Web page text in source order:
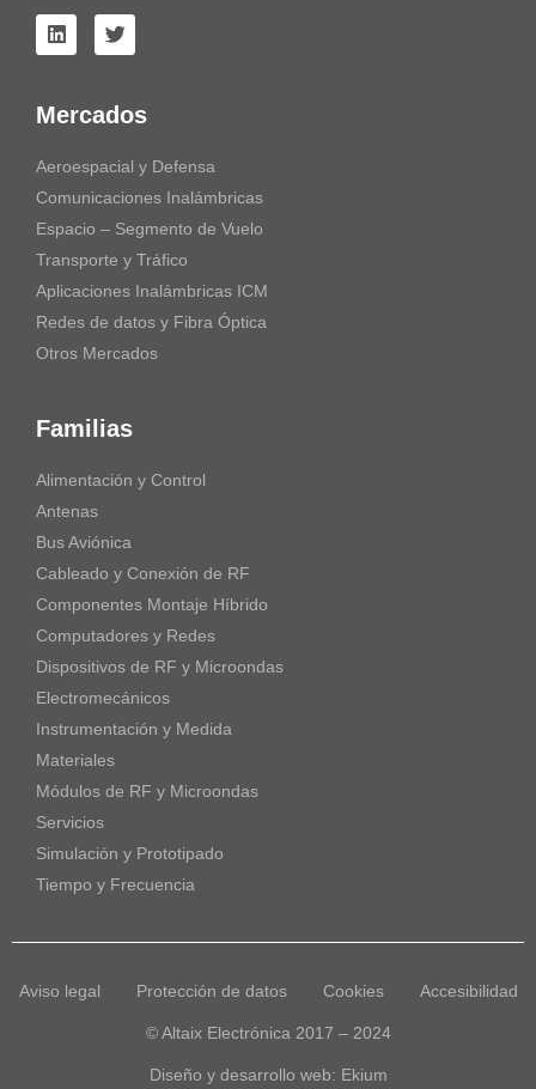
Mercados
Aeroespacial y Defensa
Comunicaciones Inalámbricas
Espacio – Segmento de Vuelo
Transporte y Tráfico
Aplicaciones Inalámbricas ICM
Redes de datos y Fibra Óptica
Otros Mercados
Familias
Alimentación y Control
Antenas
Bus Aviónica
Cableado y Conexión de RF
Componentes Montaje Híbrido
Computadores y Redes
Dispositivos de RF y Microondas
Electromecánicos
Instrumentación y Medida
Materiales
Módulos de RF y Microondas
Servicios
Simulación y Prototipado
Tiempo y Frecuencia
Aviso legal Protección de datos Cookies Accesibilidad
© Altaix Electrónica 2017 – 2024
Diseño y desarrollo web: Ekium